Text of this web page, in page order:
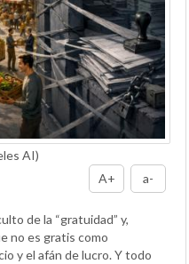
AI)
A+
a-
de la “gratuidad” y,
no es gratis como
y el afán de lucro. Y todo